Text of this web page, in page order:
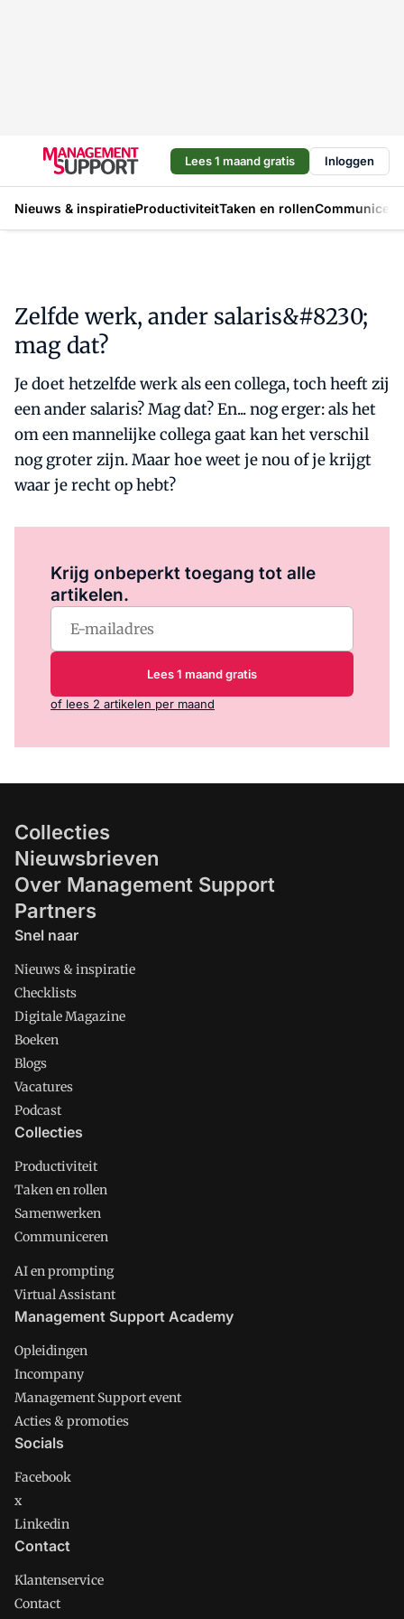
Lees 1 maand gratis Inloggen
Nieuws & inspiratieProductiviteitTaken en rollen
Zelfde werk, ander salaris&#8230;
mag dat?
Je doet hetzelfde werk als een collega, toch heeft zij
een ander salaris? Mag dat? En... nog erger: als het
om een mannelijke collega gaat kan het verschil
nog groter zijn. Maar hoe weet je nou of je krijgt
waar je recht op hebt?
Krijg onbeperkt toegang tot alle
artikelen.
Lees 1 maand gratis
of lees 2 artikelen per maand
Collecties
Nieuwsbrieven
Over Management Support
Partners
Snel naar
Nieuws & inspiratie
Checklists
Digitale Magazine
Boeken
Blogs
Vacatures
Podcast
Collecties
Productiviteit
Taken en rollen
Samenwerken
Communiceren
AI en prompting
Virtual Assistant
Management Support Academy
Opleidingen
Incompany
Management Support event
Acties & promoties
Socials
Facebook
x
Linkedin
Contact
Klantenservice
Contact